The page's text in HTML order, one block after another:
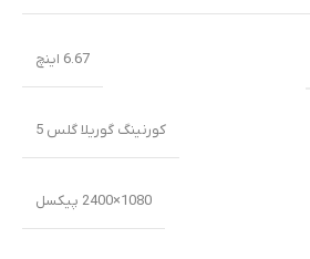
6.67 اینچ
کورنینگ گوریلا گلس 5
1080×2400 پیکسل